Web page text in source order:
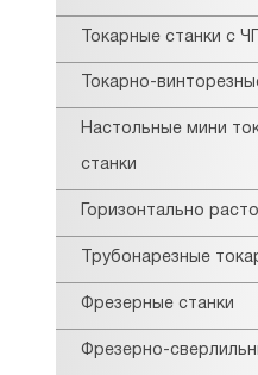
Токарные станки с
Токарно-
Настольные мини
станки
Горизонтально
Трубонарезные
Фрезерные станки
Фрезерно-